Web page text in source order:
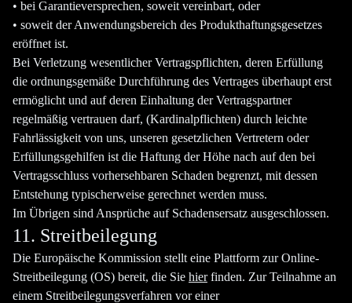
• bei Garantieversprechen, soweit vereinbart, oder
• soweit der Anwendungsbereich des Produkthaftungsgesetzes
eröffnet ist.
Bei Verletzung wesentlicher Vertragspflichten, deren Erfüllung
die ordnungsgemäße Durchführung des Vertrages überhaupt erst
ermöglicht und auf deren Einhaltung der Vertragspartner
regelmäßig vertrauen darf, (Kardinalpflichten) durch leichte
Fahrlässigkeit von uns, unseren gesetzlichen Vertretern oder
Erfüllungsgehilfen ist die Haftung der Höhe nach auf den bei
Vertragsschluss vorhersehbaren Schaden begrenzt, mit dessen
Entstehung typischerweise gerechnet werden muss.
Im Übrigen sind Ansprüche auf Schadensersatz ausgeschlossen.
11. Streitbeilegung
Die Europäische Kommission stellt eine Plattform zur Online-
Streitbeilegung (OS) bereit, die Sie hierfinden. Zur Teilnahme an
einem Streitbeilegungsverfahren vor einer